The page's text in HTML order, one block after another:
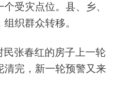
受灾点位。县、乡、
织群众转移。
张春红的房子上一轮
清完，新一轮预警又来